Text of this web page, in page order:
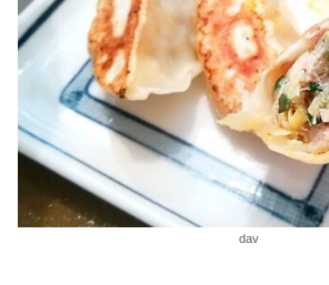
dav